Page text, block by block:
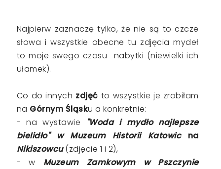
Najpierw zaznaczę tylko, że nie są to czcze
słowa i wszystkie obecne tu zdjęcia mydeł
to moje swego czasu nabytki (niewielki ich
ułamek).
Co do innych zdjęć to wszystkie je zrobiłam
na Górnym Śląsku a konkretnie:
- na wystawie
"Woda i mydło najlepsze
bielidło" w Muzeum Historii Katowic na
Nikiszowcu(zdjęcie 1 i 2),
- w Muzeum Zamkowym w Pszczynie